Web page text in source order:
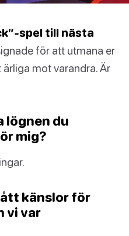
spel till nästa
för att utmana er
mot varandra. Är
lögnen du
mig?
känslor för
vi var